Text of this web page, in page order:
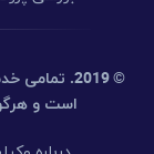
© 2019. تمامی
است و